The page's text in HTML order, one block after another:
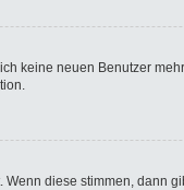
keine neuen Benutzer
diese stimmen, dann